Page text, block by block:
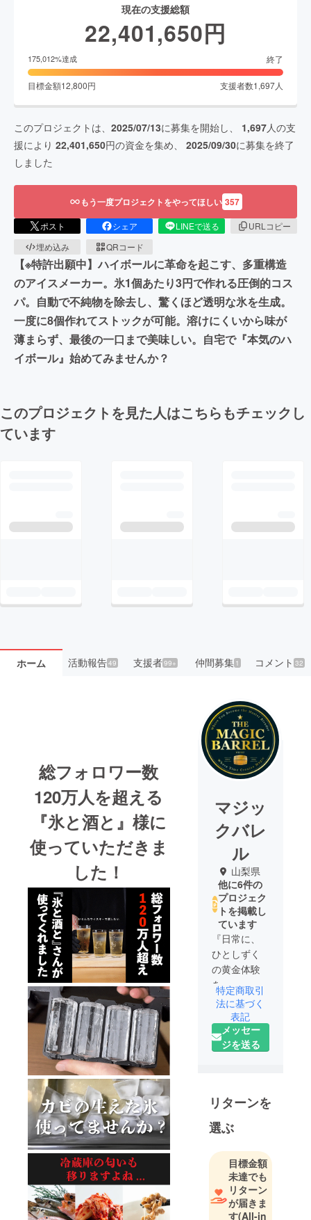
現在の支援総額
22,401,650円
175,012%達成 終了
目標金額12,800円 支援者数1,697人
このプロジェクトは、 2025/07/13に募集を開始し、 1,697人の支
援により 22,401,650円の資金を集め、 2025/09/30に募集を終了
しました
もう一度プロジェクトをやってほしい 357
ポスト シェア LINEで送る
URLコピー
埋め込み
QRコード
【※特許出願中】ハイボールに革命を起こす、多重構造
のアイスメーカー。氷1個あたり3円で作れる圧倒的コス
パ。自動で不純物を除去し、驚くほど透明な氷を生成。
一度に8個作れてストックが可能。溶けにくいから味が
薄まらず、最後の一口まで美味しい。自宅で『本気のハ
イボール』始めてみませんか？
このプロジェクトを見た人はこちらもチェックし
ています
ホーム 活動報告49 支援者99+ 仲間募集 1 コメント32
総フォロワー数
120万人を超える
『氷と酒と』様に
使っていただきま
した！
マジッ
クバレ
ル
山梨県
他に6件の
プロジェク
トを掲載し
ています
『日常に、
ひとしずく
の黄金体験
を。』
MAGIC
BARRELは、
一杯の酒
を“自分の手
す。
ウイスキー
を樽で育て
てみる。
氷を選び、
グラスに落
とす。
煙をまとわ
特定商取引
法に基づく
表記
メッセー
ジを送る
リターンを
選ぶ
目標金額
未達でも
リターン
が届きま
す(All-in